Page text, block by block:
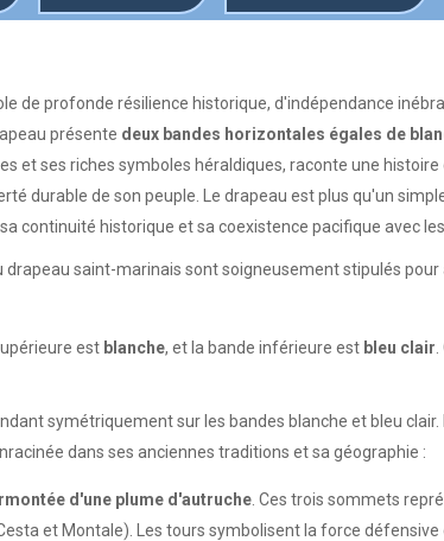
de profonde résilience historique, d'indépendance
présente deux bandes horizontales égales de
et ses riches symboles héraldiques, raconte une
durable de son peuple. Le drapeau est plus qu'un
continuité historique et sa coexistence pacifique avec
drapeau saint-marinais sont soigneusement stipulés
est blanche, et la bande inférieure est bleu clair
symétriquement sur les bandes blanche et bleu
dans ses anciennes traditions et sa géographie :
d'une plume d'autruche . Ces trois sommets
et Montale). Les tours symbolisent la force